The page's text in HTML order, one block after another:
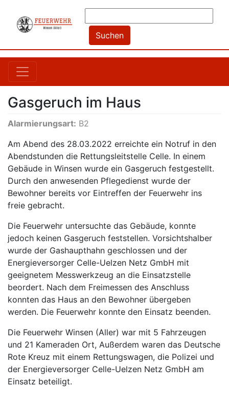
Gasgeruch im Haus
Alarmierungsart: B2
Am Abend des 28.03.2022 erreichte ein Notruf in den
Abendstunden die Rettungsleitstelle Celle. In einem
Gebäude in Winsen wurde ein Gasgeruch festgestellt.
Durch den anwesenden Pflegedienst wurde der
Bewohner bereits vor Eintreffen der Feuerwehr ins
freie gebracht.
Die Feuerwehr untersuchte das Gebäude, konnte
jedoch keinen Gasgeruch feststellen. Vorsichtshalber
wurde der Gashaupthahn geschlossen und der
Energieversorger Celle-Uelzen Netz GmbH mit
geeignetem Messwerkzeug an die Einsatzstelle
beordert. Nach dem Freimessen des Anschluss
konnten das Haus an den Bewohner übergeben
werden. Die Feuerwehr konnte den Einsatz beenden.
Die Feuerwehr Winsen (Aller) war mit 5 Fahrzeugen
und 21 Kameraden Ort, Außerdem waren das Deutsche
Rote Kreuz mit einem Rettungswagen, die Polizei und
der Energieversorger Celle-Uelzen Netz GmbH am
Einsatz beteiligt.